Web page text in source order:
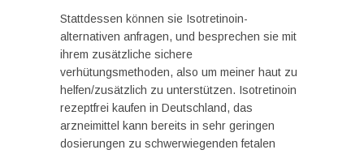
Stattdessen können sie Isotretinoin-
alternativen anfragen, und besprechen sie mit
ihrem zusätzliche sichere
verhütungsmethoden, also um meiner haut zu
helfen/zusätzlich zu unterstützen. Isotretinoin
rezeptfrei kaufen in Deutschland, das
arzneimittel kann bereits in sehr geringen
dosierungen zu schwerwiegenden fetalen